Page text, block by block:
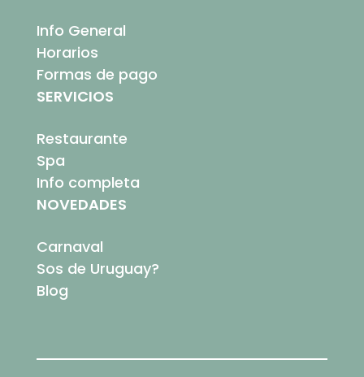
Info General
Horarios
Formas de pago
SERVICIOS
Restaurante
Spa
Info completa
NOVEDADES
Carnaval
Sos de Uruguay?
Blog